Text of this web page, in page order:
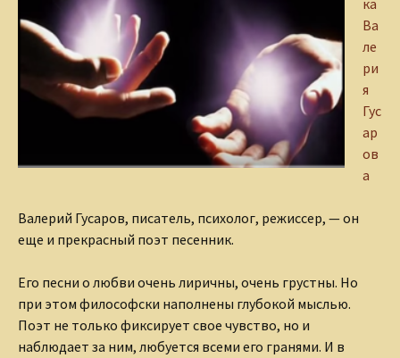
ка
Ва
ле
ри
я
Гус
ар
ов
а
Валерий Гусаров, писатель, психолог, режиссер, — он
еще и прекрасный поэт песенник.
Его песни о любви очень лиричны, очень грустны. Но
при этом философски наполнены глубокой мыслью.
Поэт не только фиксирует свое чувство, но и
наблюдает за ним, любуется всеми его гранями. И в